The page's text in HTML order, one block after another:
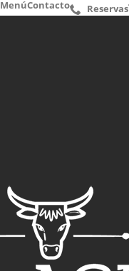
MenúContacto Reservas